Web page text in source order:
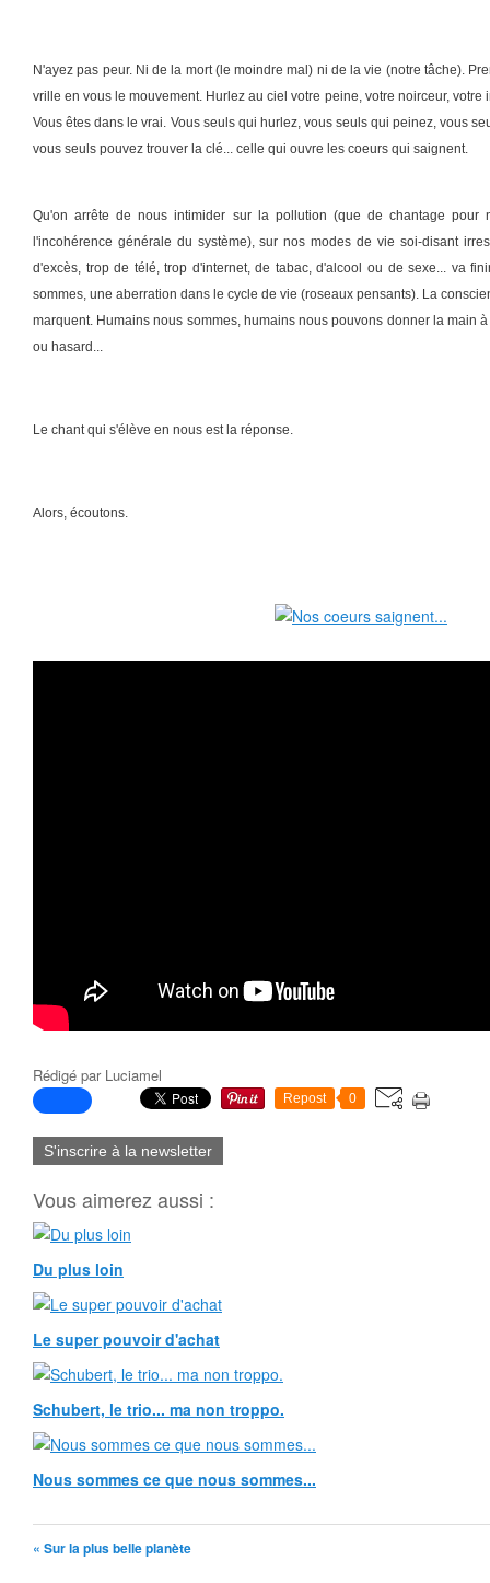
N'ayez pas peur. Ni de la mort (le moindre mal) ni de la vie (notre tâche).
vrille en vous le mouvement. Hurlez au ciel votre peine, votre noirceur,
Vous êtes dans le vrai. Vous seuls qui hurlez, vous seuls qui peinez, vous
vous seuls pouvez trouver la clé... celle qui ouvre les coeurs qui saignent.
Qu'on arrête de nous intimider sur la pollution (que de chantage pour
l'incohérence générale du système), sur nos modes de vie soi-disant
d'excès, trop de télé, trop d'internet, de tabac, d'alcool ou de sexe... va
sommes, une aberration dans le cycle de vie (roseaux pensants). La
marquent. Humains nous sommes, humains nous pouvons donner la main
ou hasard...
Le chant qui s'élève en nous est la réponse.
Alors, écoutons.
Rédigé par Luciamel
Repost 0
S'inscrire à la newsletter
Vous aimerez aussi :
Du plus loin
Le super pouvoir d'achat
Schubert, le trio... ma non troppo.
Nous sommes ce que nous sommes...
« Sur la plus belle planète